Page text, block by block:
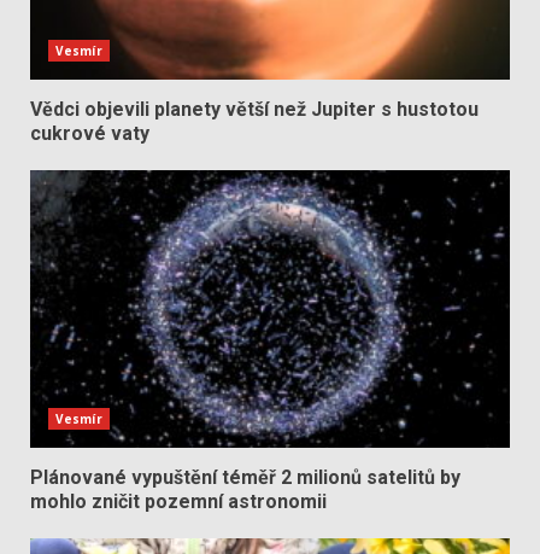
Vesmír
Vědci objevili planety větší než Jupiter s hustotou
cukrové vaty
Vesmír
Plánované vypuštění téměř 2 milionů satelitů by
mohlo zničit pozemní astronomii